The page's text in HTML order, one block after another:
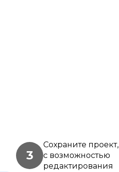
3
Сохраните проект,
с возможностью
редактирования